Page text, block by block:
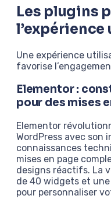
Les plugins
Une expérience
favorise
Elementor :
pour des mises
Elementor
WordPress avec son
connaissances
mises en page
designs réactifs. La
de 40 widgets et
pour personnaliser